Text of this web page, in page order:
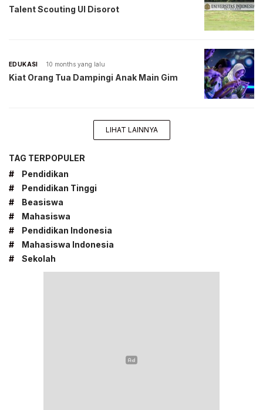
Talent Scouting UI Disorot
EDUKASI 10 months yang lalu
Kiat Orang Tua Dampingi Anak Main Gim
LIHAT LAINNYA
TAG TERPOPULER
#
Pendidikan
#
Pendidikan Tinggi
#
Beasiswa
#
Mahasiswa
#
Pendidikan Indonesia
#
Mahasiswa Indonesia
#
Sekolah